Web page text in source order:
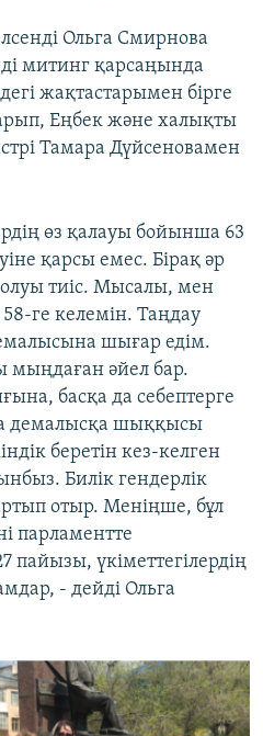
Ольга Смирнова
митинг қарсаңында
жақтастарымен бірге
Еңбек және халықты
Тамара Дүйсеновамен
өз қалауы бойынша 63
қарсы емес. Бірақ әр
тиіс. Мысалы, мен
ге келемін. Таңдау
шығар едім.
мыңдаған әйел бар.
басқа да себептерге
демалысқа шыққысы
беретін кез-келген
Билік гендерлік
отыр. Меніңше, бұл
парламентте
пайызы, үкіметтегілердің
- дейді Ольга